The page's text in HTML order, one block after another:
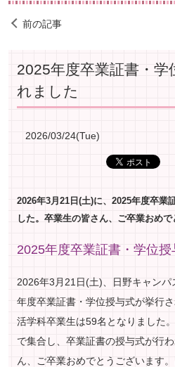
前の記事
2025年度卒業証書・学
れました
2026/03/24(Tue)
2026年3月21日(土)に、2025年度卒業
した。卒業生の皆さん、ご卒業おめで
2025年度卒業証書・学位授
2026年3月21日(土)、日野キャン
年度卒業証書・学位授与式が挙行
活学科卒業生は59名となりました
で集合し、卒業証書の授与式が行
ん、ご卒業おめでとうございます